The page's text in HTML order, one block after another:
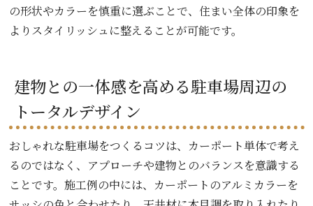
の形状やカラーを慎重に選ぶことで、住まい全体の印象を
よりスタイリッシュに整えることが可能です。
建物との一体感を高める駐車場周辺の
トータルデザイン
おしゃれな駐車場をつくるコツは、カーポート単体で考え
るのではなく、アプローチや建物とのバランスを意識する
ことです。施工例の中には、カーポートのアルミカラーを